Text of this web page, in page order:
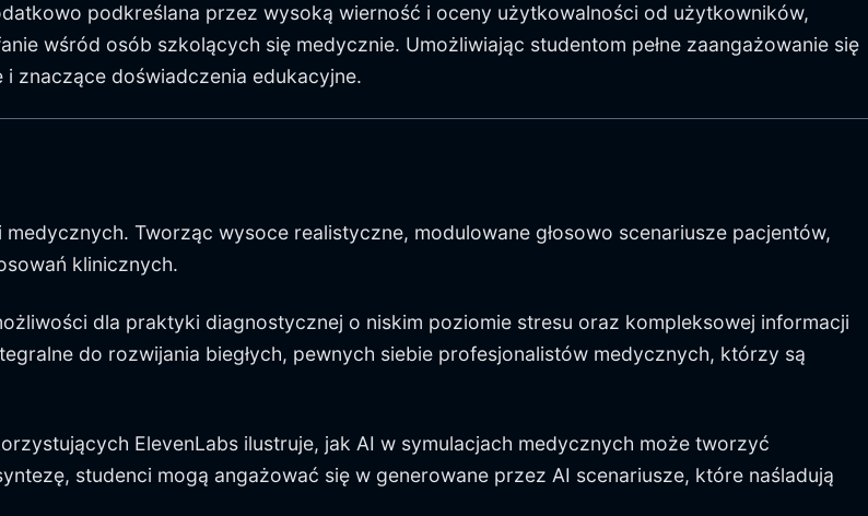
podkreślana przez wysoką wierność i oceny użytkowalności od użytkowników,
wśród osób szkolących się medycznie. Umożliwiając studentom pełne zaangażowanie się
znaczące doświadczenia edukacyjne.
Tworząc wysoce realistyczne, modulowane głosowo scenariusze pacjentów,
klinicznych.
dla praktyki diagnostycznej o niskim poziomie stresu oraz kompleksowej informacji
do rozwijania biegłych, pewnych siebie profesjonalistów medycznych, którzy są
ElevenLabs ilustruje, jak AI w symulacjach medycznych może tworzyć
studenci mogą angażować się w generowane przez AI scenariusze, które naśladują